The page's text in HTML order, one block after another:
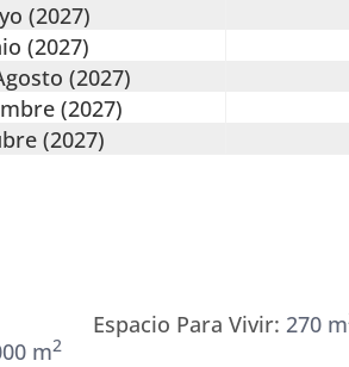
(2027)
(2027)
(2027)
(2027)
(2027)
m2
Espacio Para Vivir: 270 m